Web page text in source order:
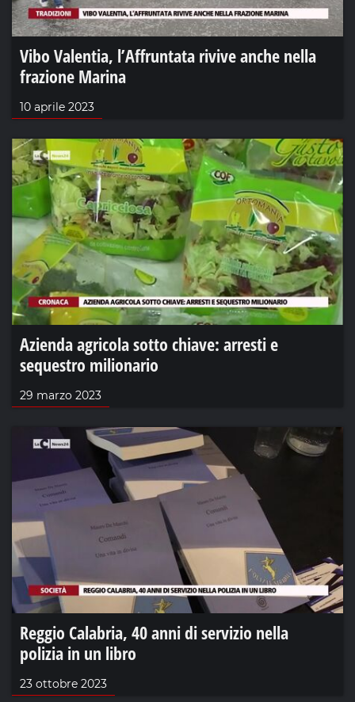
Vibo Valentia, l’Affruntata rivive anche nella
frazione Marina
10 aprile 2023
Azienda agricola sotto chiave: arresti e
sequestro milionario
29 marzo 2023
Reggio Calabria, 40 anni di servizio nella
polizia in un libro
23 ottobre 2023